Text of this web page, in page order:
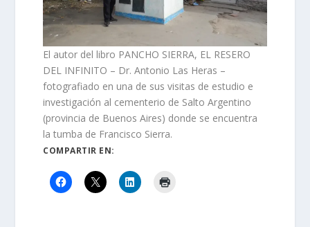
El autor del libro PANCHO SIERRA, EL RESERO
DEL INFINITO – Dr. Antonio Las Heras –
fotografiado en una de sus visitas de estudio e
investigación al cementerio de Salto Argentino
(provincia de Buenos Aires) donde se encuentra
la tumba de Francisco Sierra.
COMPARTIR EN: